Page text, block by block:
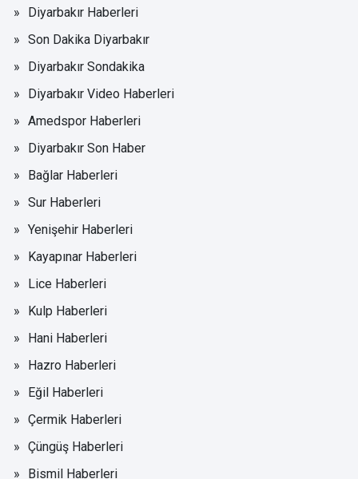
Diyarbakır Haberleri
Son Dakika Diyarbakır
Diyarbakır Sondakika
Diyarbakır Video Haberleri
Amedspor Haberleri
Diyarbakır Son Haber
Bağlar Haberleri
Sur Haberleri
Yenişehir Haberleri
Kayapınar Haberleri
Lice Haberleri
Kulp Haberleri
Hani Haberleri
Hazro Haberleri
Eğil Haberleri
Çermik Haberleri
Çüngüş Haberleri
Bismil Haberleri